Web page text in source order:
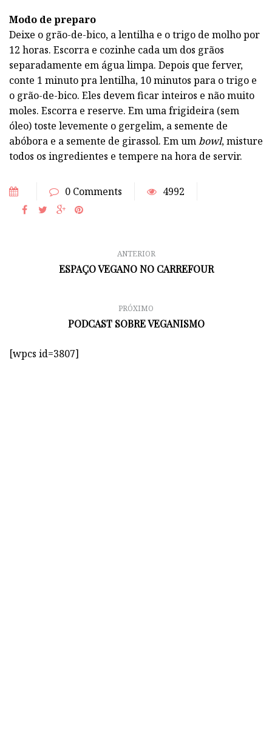
Modo de preparo
Deixe o grão-de-bico, a lentilha e o trigo de molho por
12 horas. Escorra e cozinhe cada um dos grãos
separadamente em água limpa. Depois que ferver,
conte 1 minuto pra lentilha, 10 minutos para o trigo e
o grão-de-bico. Eles devem ficar inteiros e não muito
moles. Escorra e reserve. Em uma frigideira (sem
óleo) toste levemente o gergelim, a semente de
abóbora e a semente de girassol. Em umbowl, misture
todos os ingredientes e tempere na hora de servir.
0 Comments 4992
ANTERIOR
ESPAÇO VEGANO NO CARREFOUR
PRÓXIMO
PODCAST SOBRE VEGANISMO
[wpcs id=3807]